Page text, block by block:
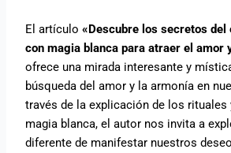
El artículo«Descubre los secretos del
con magia blanca para atraer el amor
ofrece una mirada interesante y
búsqueda del amor y la armonía en
través de la explicación de los rituales
magia blanca, el autor nos invita a
diferente de manifestar nuestros